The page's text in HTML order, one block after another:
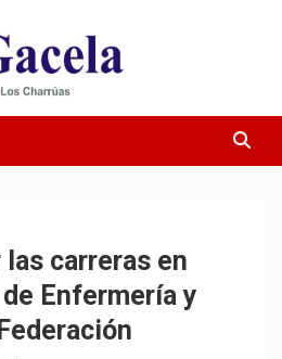
carreras en
Enfermería y